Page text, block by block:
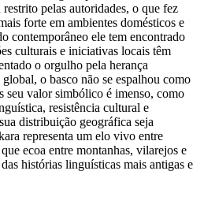
pelas autoridades, o que fez
forte em ambientes domésticos e
contemporâneo ele tem encontrado
culturais e iniciativas locais têm
o orgulho pela herança
o basco não se espalhou como
seu valor simbólico é imenso, como
resistência cultural e
distribuição geográfica seja
representa um elo vivo entre
ecoa entre montanhas, vilarejos e
histórias linguísticas mais antigas e